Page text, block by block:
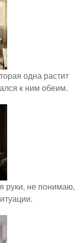
одна растит
к ним обеим.
руки, не понимаю,